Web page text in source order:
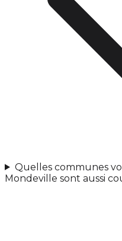
Quelles communes
Mondeville sont aussi